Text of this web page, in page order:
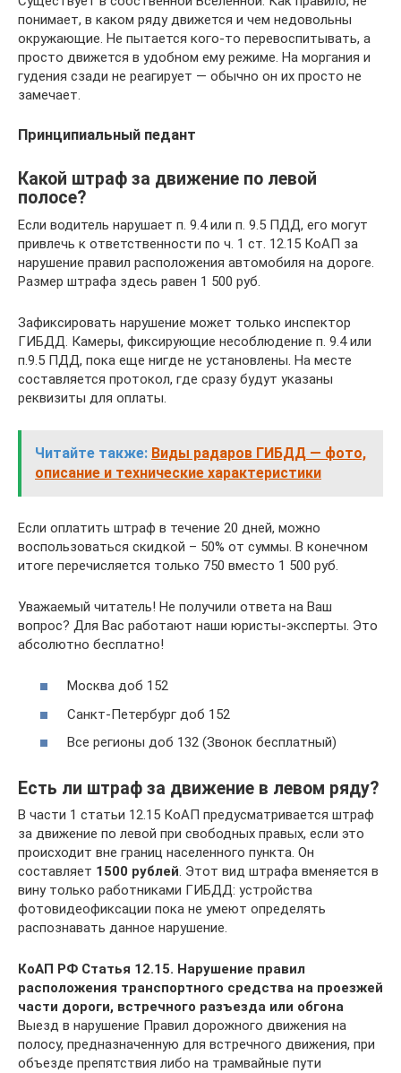
понимает, в каком ряду движется и чем недовольны
окружающие. Не пытается кого-то перевоспитывать, а
просто движется в удобном ему режиме. На моргания и
гудения сзади не реагирует — обычно он их просто не
замечает.
Принципиальный педант
Какой штраф за движение по левой
полосе?
Если водитель нарушает п. 9.4 или п. 9.5 ПДД, его могут
привлечь к ответственности по ч. 1 ст. 12.15 КоАП за
нарушение правил расположения автомобиля на дороге.
Размер штрафа здесь равен 1 500 руб.
Зафиксировать нарушение может только инспектор
ГИБДД. Камеры, фиксирующие несоблюдение п. 9.4 или
п.9.5 ПДД, пока еще нигде не установлены. На месте
составляется протокол, где сразу будут указаны
реквизиты для оплаты.
Читайте также: Виды радаров ГИБДД — фото,
описание и технические характеристики
Если оплатить штраф в течение 20 дней, можно
воспользоваться скидкой – 50% от суммы. В конечном
итоге перечисляется только 750 вместо 1 500 руб.
Уважаемый читатель! Не получили ответа на Ваш
вопрос? Для Вас работают наши юристы-эксперты. Это
абсолютно бесплатно!
Москва доб 152
Санкт-Петербург доб 152
Все регионы доб 132 (Звонок бесплатный)
Есть ли штраф за движение в левом ряду?
В части 1 статьи 12.15 КоАП предусматривается штраф
за движение по левой при свободных правых, если это
происходит вне границ населенного пункта. Он
составляет 1500 рублей. Этот вид штрафа вменяется в
вину только работниками ГИБДД: устройства
фотовидеофиксации пока не умеют определять
распознавать данное нарушение.
КоАП РФ Статья 12.15. Нарушение правил
расположения транспортного средства на проезжей
части дороги, встречного разъезда или обгона
Выезд в нарушение Правил дорожного движения на
полосу, предназначенную для встречного движения, при
объезде препятствия либо на трамвайные пути